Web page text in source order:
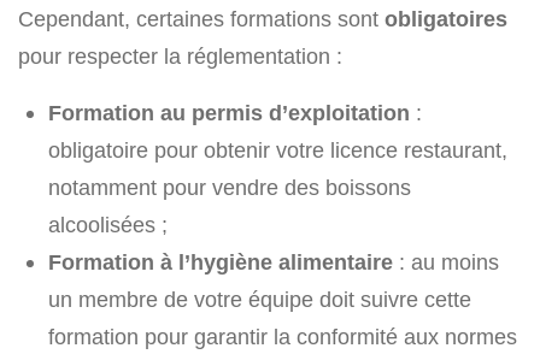
Cependant, certaines formations sont obligatoires
pour respecter la réglementation :
Formation au permis d’exploitation :
obligatoire pour obtenir votre licence restaurant,
notamment pour vendre des boissons
alcoolisées ;
Formation à l’hygiène alimentaire : au moins
un membre de votre équipe doit suivre cette
formation pour garantir la conformité aux normes